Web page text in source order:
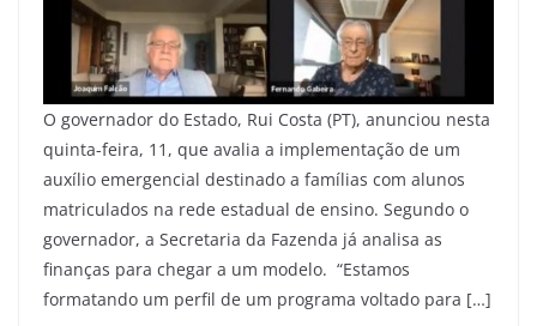
O governador do Estado, Rui Costa (PT), anunciou nesta
quinta-feira, 11, que avalia a implementação de um
auxílio emergencial destinado a famílias com alunos
matriculados na rede estadual de ensino. Segundo o
governador, a Secretaria da Fazenda já analisa as
finanças para chegar a um modelo. “Estamos
formatando um perfil de um programa voltado para […]